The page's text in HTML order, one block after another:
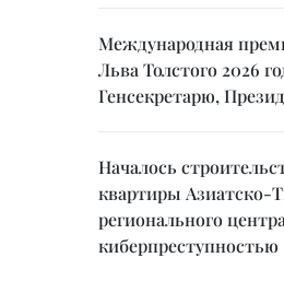
Международная
Льва Толстого 2026
Генсекретарю,
Началось
квартиры Азиатско-
регионального
киберпреступностью